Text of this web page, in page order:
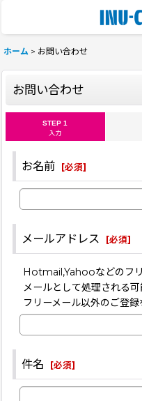
ホーム > お問い合わせ
お問い合わせ
STEP 1
入力
お名前 [必須]
メールアドレス [必須]
Hotmail,Yahooなどのフ
メールとして処理される可
フリーメール以外のご登録
件名 [必須]